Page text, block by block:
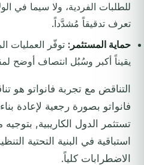
للطلبات الفردية، ولا سيما في
تعرف تدقيقاً مُشدَّداً.
حماية المستثمر: توفّر العمليات
يقيناً أكبر وسُبُل انتصاف أوضح
التناقض مع تجربة فانواتو هو
فانواتو بصورة رجعية لإعادة
استباقية في البنية التحتية
الاضطرابات كلياً.